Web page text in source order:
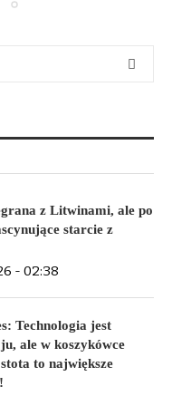
z Litwinami, ale po
starcie z
- 02:38
Technologia jest
ale w koszykówce
to największe